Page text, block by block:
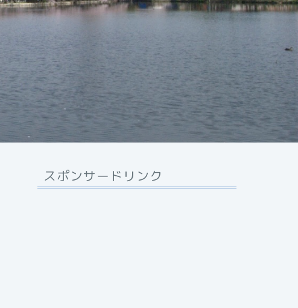
スポンサードリンク